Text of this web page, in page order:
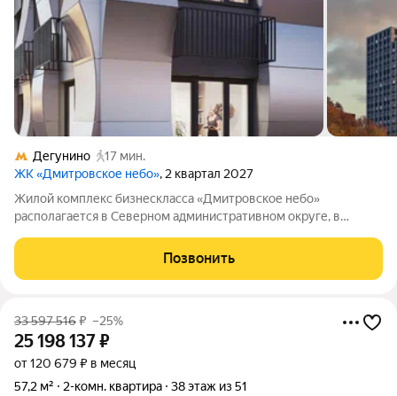
Дегунино
17 мин.
ЖК «Дмитровское небо», 2 квартал 2027
Жилой комплекс бизнескласса «Дмитровское небо»
располагается в Северном административном округе, в
благоустроенным сквером площадью 1,5га он станет частью
уютной среды квартала, окружённого парками и
Позвонить
33 597 516₽ –25%
25 198 137₽
от 120 679 ₽ в месяц
57,2 м²
2-комн. квартира 38 этаж из 51